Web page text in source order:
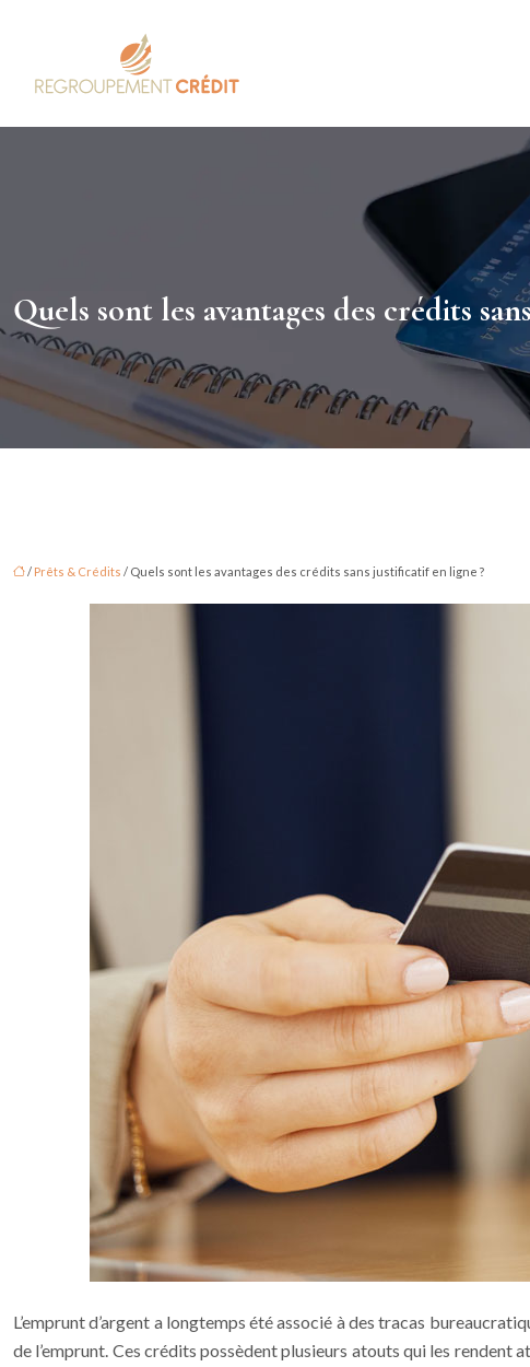
Quels sont les avantages des crédits
/ Prêts & Crédits / Quels sont les avantages des crédits sans justificatif en ligne ?
L’emprunt d’argent a longtemps été associé à des tracas
de l’emprunt. Ces crédits possèdent plusieurs atouts qui les